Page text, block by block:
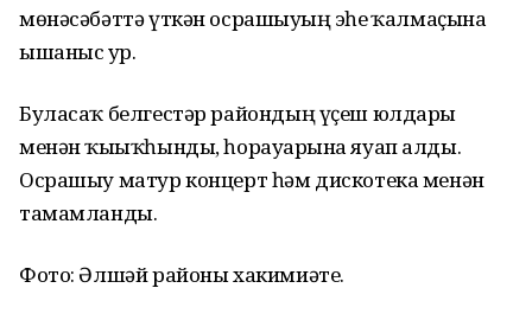
мөнәсәбәттә үткән осрашыуҙың эҙһеҙ ҡалмаҫына
ышаныс ҙур.
Буласаҡ белгестәр райондың үҫеш юлдары
менән ҡыҙыҡһынды, һорауҙарына яуап алды.
Осрашыу матур концерт һәм дискотека менән
тамамланды.
Фото: Әлшәй районы хакимиәте.